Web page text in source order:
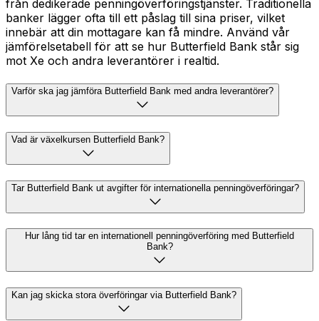
från dedikerade penningöverföringstjänster. Traditionella
banker lägger ofta till ett påslag till sina priser, vilket
innebär att din mottagare kan få mindre. Använd vår
jämförelsetabell för att se hur Butterfield Bank står sig
mot Xe och andra leverantörer i realtid.
Varför ska jag jämföra Butterfield Bank med andra leverantörer?
Vad är växelkursen Butterfield Bank?
Tar Butterfield Bank ut avgifter för internationella penningöverföringar?
Hur lång tid tar en internationell penningöverföring med Butterfield
Bank?
Kan jag skicka stora överföringar via Butterfield Bank?